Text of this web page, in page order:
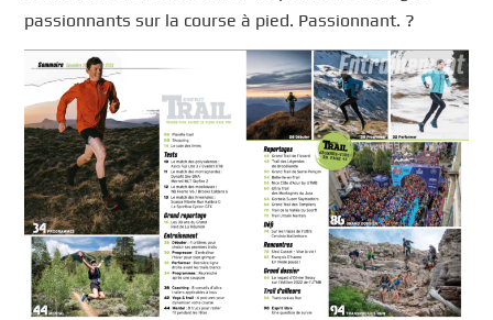
passionnants sur la course à pied. Passionnant. ?